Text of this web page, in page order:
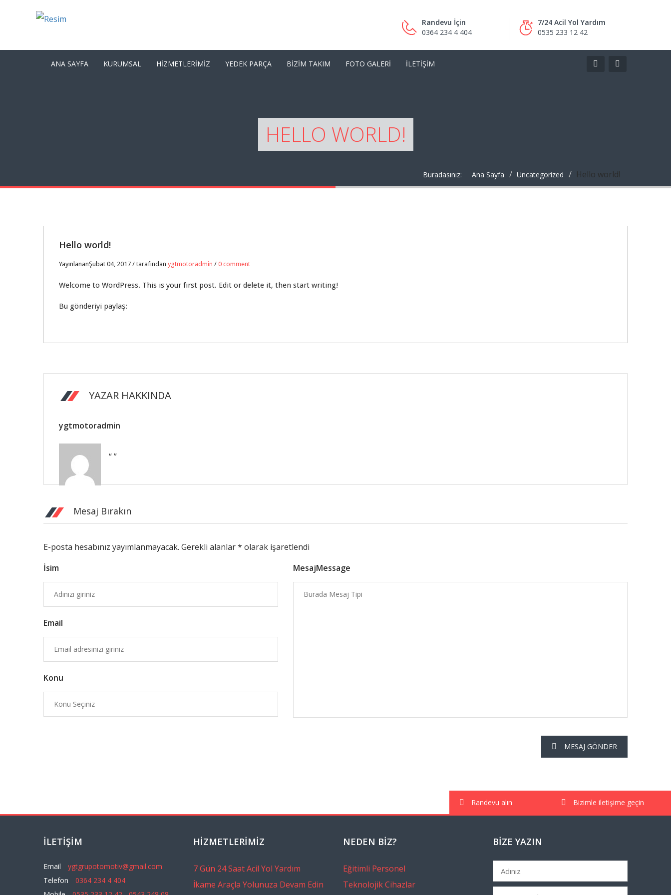
Randevu İçin
0364 234 4 404
7/24 Acil Yol Yardım
0535 233 12 42
ANA SAYFA KURUMSAL HIZMETLERIMIZ YEDEK PARÇA BIZIM TAKIM FOTO GALERI İLETIŞIM
HELLO WORLD!
Buradasınız: Ana Sayfa Uncategorized Hello world!
04
ŞUB
Hello world!
YayınlananŞubat 04, 2017 / tarafından ygtmotoradmin / 0 comment
Welcome to WordPress. This is your first post. Edit or delete it, then start writing!
Bu gönderiyi paylaş:
YAZAR HAKKINDA
ygtmotoradmin
“ ”
Mesaj Bırakın
E-posta hesabınız yayımlanmayacak. Gerekli alanlar* olarak işaretlendi
İsim
Email
Konu
MesajMessage
MESAJ GÖNDER
Randevu alın Bizimle iletişime geçin
İLETIŞIM
Email
ygtgrupotomotiv@gmail.com
Telefon
0364 234 4 404
HIZMETLERIMIZ
7 Gün 24 Saat Acil Yol Yardım
İkame Araçla Yolunuza Devam Edin
NEDEN BİZ?
Eğitimli Personel
Teknolojik Cihazlar
BIZE YAZIN